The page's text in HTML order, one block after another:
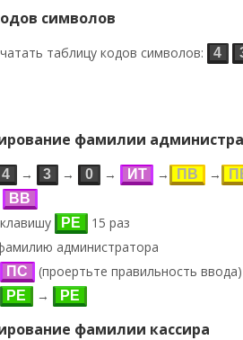
символов
таблицу кодов символов: 4
фамилии
4 → 3 → 0 → ИТ → ПВ →
ВВ
РЕ
15 раз
администратора
ПС
(проертьте правильность ввода)
РЕ → РЕ
фамилии кассира